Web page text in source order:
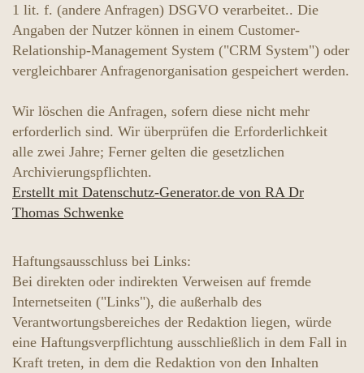
1 lit. f. (andere Anfragen) DSGVO verarbeitet.. Die
Angaben der Nutzer können in einem Customer-
Relationship-Management System ("CRM System") oder
vergleichbarer Anfragenorganisation gespeichert werden.
Wir löschen die Anfragen, sofern diese nicht mehr
erforderlich sind. Wir überprüfen die Erforderlichkeit
alle zwei Jahre; Ferner gelten die gesetzlichen
Archivierungspflichten.
Erstellt mit Datenschutz-Generator.de von RA Dr
Thomas Schwenke
Haftungsausschluss bei Links:
Bei direkten oder indirekten Verweisen auf fremde
Internetseiten ("Links"), die außerhalb des
Verantwortungsbereiches der Redaktion liegen, würde
eine Haftungsverpflichtung ausschließlich in dem Fall in
Kraft treten, in dem die Redaktion von den Inhalten